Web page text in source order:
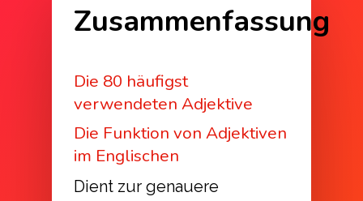
Zusammenfassung
Die 80 häufigst
verwendeten Adjektive
Die Funktion von Adjektiven
im Englischen
Dient zur genauere